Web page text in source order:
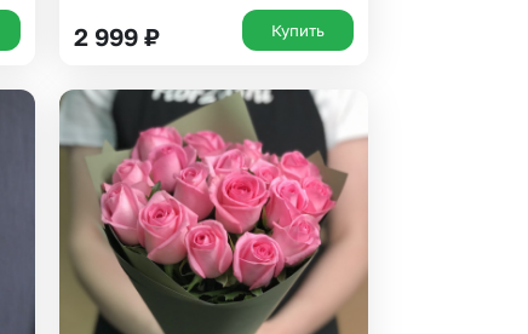
2 999 ₽ Купить